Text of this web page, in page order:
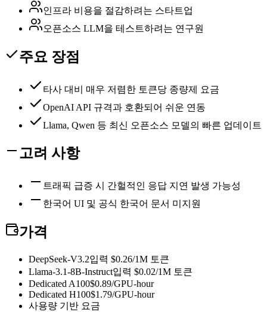
인프라 비용을 절감하려는 스타트업
오픈소스 LLM을 테스트하려는 연구원
주요 장점
타사 대비 매우 저렴한 토큰당 종량제 요금
OpenAI API 규격과 호환되어 쉬운 연동
Llama, Qwen 등 최신 오픈소스 모델의 빠른 업데이트
고려 사항
트래픽 급증 시 간헐적인 응답 지연 발생 가능성
한국어 UI 및 공식 한국어 문서 미지원
가격
DeepSeek-V3.2입력 $0.26/1M 토큰
Llama-3.1-8B-Instruct입력 $0.02/1M 토큰
Dedicated A100$0.89/GPU-hour
Dedicated H100$1.79/GPU-hour
사용량 기반 요금